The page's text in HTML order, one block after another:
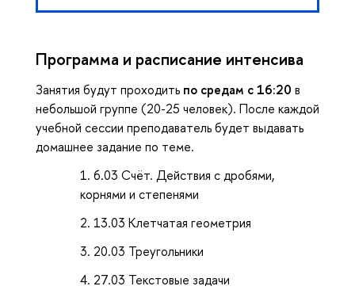
Программа и расписание интенсива
Занятия будут проходить по средам с 16:20 в
небольшой группе (20-25 человек). После каждой
учебной сессии преподаватель будет выдавать
домашнее задание по теме.
6.03 Счёт. Действия с дробями,
корнями и степенями
13.03 Клетчатая геометрия
20.03 Треугольники
27.03 Текстовые задачи